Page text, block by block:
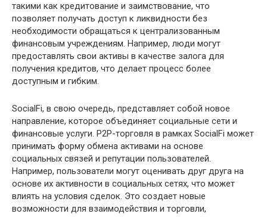
такими как кредитование и заимствование, что
позволяет получать доступ к ликвидности без
необходимости обращаться к централизованным
финансовым учреждениям. Например, люди могут
предоставлять свои активы в качестве залога для
получения кредитов, что делает процесс более
доступным и гибким.
SocialFi, в свою очередь, представляет собой новое
направление, которое объединяет социальные сети и
финансовые услуги. P2P-торговля в рамках SocialFi может
принимать форму обмена активами на основе
социальных связей и репутации пользователей.
Например, пользователи могут оценивать друг друга на
основе их активности в социальных сетях, что может
влиять на условия сделок. Это создает новые
возможности для взаимодействия и торговли,